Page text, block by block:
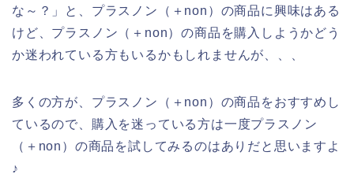
な～？」と、プラスノン（＋non）の商品に興味はある
けど、プラスノン（＋non）の商品を購入しようかどう
か迷われている方もいるかもしれませんが、、、
多くの方が、プラスノン（＋non）の商品をおすすめし
ているので、購入を迷っている方は一度プラスノン
（＋non）の商品を試してみるのはありだと思いますよ
♪